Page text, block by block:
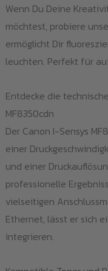
Wenn Du Deine
möchtest, probiere
ermöglicht Dir
leuchten. Perfekt für
Entdecke die
MF8350cdn
Der Canon I-Sensys
einer
und einer
professionelle
vielseitigen
Ethernet, lässt er sich
integrieren.